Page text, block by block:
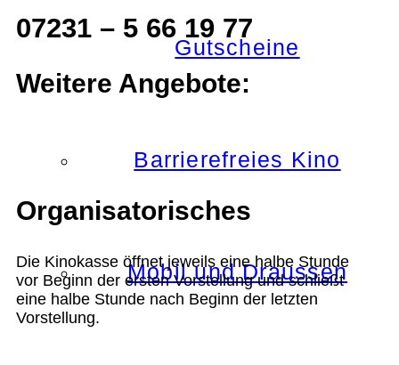
Gutscheine
Barrierefreies Kino
Mobil und Draussen
07231 – 5 66 19 77
Weitere Angebote:
Organisatorisches
Die Kinokasse öffnet jeweils eine halbe Stunde
vor Beginn der ersten Vorstellung und schließt
eine halbe Stunde nach Beginn der letzten
Vorstellung.